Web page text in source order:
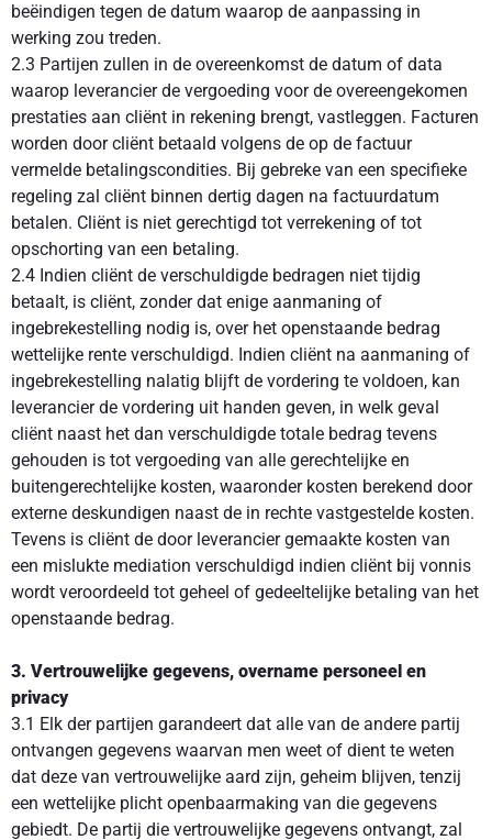
beëindigen tegen de datum waarop de aanpassing in
werking zou treden.
2.3 Partijen zullen in de overeenkomst de datum of data
waarop leverancier de vergoeding voor de overeengekomen
prestaties aan cliënt in rekening brengt, vastleggen. Facturen
worden door cliënt betaald volgens de op de factuur
vermelde betalingscondities. Bij gebreke van een specifieke
regeling zal cliënt binnen dertig dagen na factuurdatum
betalen. Cliënt is niet gerechtigd tot verrekening of tot
opschorting van een betaling.
2.4 Indien cliënt de verschuldigde bedragen niet tijdig
betaalt, is cliënt, zonder dat enige aanmaning of
ingebrekestelling nodig is, over het openstaande bedrag
wettelijke rente verschuldigd. Indien cliënt na aanmaning of
ingebrekestelling nalatig blijft de vordering te voldoen, kan
leverancier de vordering uit handen geven, in welk geval
cliënt naast het dan verschuldigde totale bedrag tevens
gehouden is tot vergoeding van alle gerechtelijke en
buitengerechtelijke kosten, waaronder kosten berekend door
externe deskundigen naast de in rechte vastgestelde kosten.
Tevens is cliënt de door leverancier gemaakte kosten van
een mislukte mediation verschuldigd indien cliënt bij vonnis
wordt veroordeeld tot geheel of gedeeltelijke betaling van het
openstaande bedrag.
3. Vertrouwelijke gegevens, overname personeel en
privacy
3.1 Elk der partijen garandeert dat alle van de andere partij
ontvangen gegevens waarvan men weet of dient te weten
dat deze van vertrouwelijke aard zijn, geheim blijven, tenzij
een wettelijke plicht openbaarmaking van die gegevens
gebiedt. De partij die vertrouwelijke gegevens ontvangt, zal